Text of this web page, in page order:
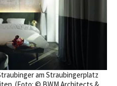
am Straubingerplatz